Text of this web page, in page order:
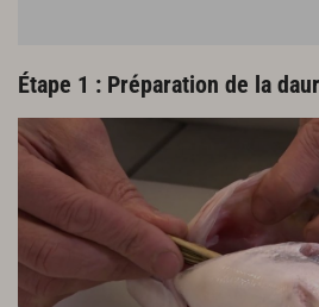
Étape 1 : Préparation de la